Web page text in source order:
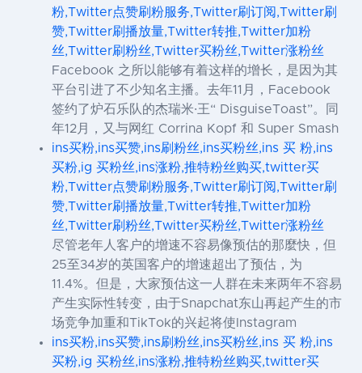
粉,Twitter点赞刷粉服务,Twitter刷订阅,Twitter刷
赞,Twitter刷播放量,Twitter转推,Twitter加粉
丝,Twitter刷粉丝,Twitter买粉丝,Twitter涨粉丝
Facebook 之所以能够有着这样的增长，是因为其
平台引进了不少知名主播。去年11月，Facebook
签约了炉石乐队的杰瑞米·王“ DisguiseToast”。同
年12月，又与网红 Corrina Kopf 和 Super Smash
ins买粉,ins买赞,ins刷粉丝,ins买粉丝,ins 买 粉,ins
买粉,ig 买粉丝,ins涨粉,推特粉丝购买,twitter买
粉,Twitter点赞刷粉服务,Twitter刷订阅,Twitter刷
赞,Twitter刷播放量,Twitter转推,Twitter加粉
丝,Twitter刷粉丝,Twitter买粉丝,Twitter涨粉丝
尽管老年人客户的增速不容易像预估的那麼快，但
25至34岁的英国客户的增速超出了预估，为
11.4%。但是，大家预估这一人群在未来两年不容易
产生实际性转变，由于Snapchat东山再起产生的市
场竞争加重和TikTok的兴起将使Instagram
ins买粉,ins买赞,ins刷粉丝,ins买粉丝,ins 买 粉,ins
买粉,ig 买粉丝,ins涨粉,推特粉丝购买,twitter买